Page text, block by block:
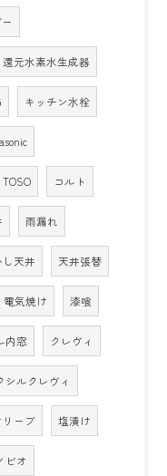
還元水素水生成器
キッチン水栓
TOSO コルト
雨漏れ
し天井 天井張替
電気焼け 漆喰
内窓 クレヴィ
シルクレヴィ
リーブ 塩漬け
ビオ